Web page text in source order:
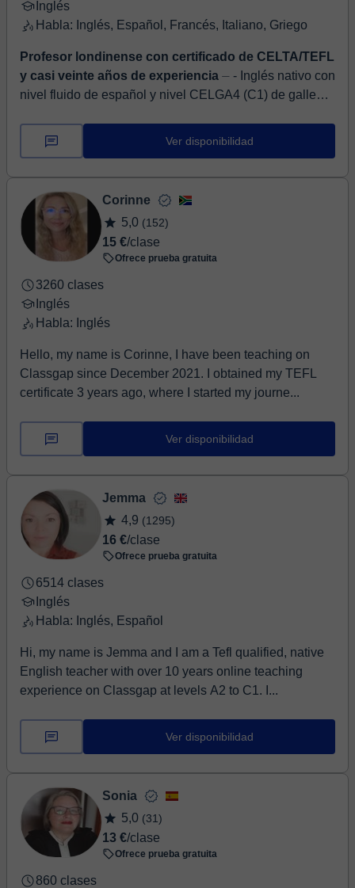
Inglés
Habla: Inglés, Español, Francés, Italiano, Griego
Profesor londinense con certificado de CELTA/TEFL
y casi veinte años de experiencia ⏤ - Inglés nativo con
nivel fluido de español y nivel CELGA4 (C1) de gallego
creativo y entusiasta...
Ver disponibilidad
Corinne
5,0 (152)
15 €/clase
Ofrece prueba gratuita
3260 clases
Inglés
Habla: Inglés
Hello, my name is Corinne, I have been teaching on
Classgap since December 2021. I obtained my TEFL
certificate 3 years ago, where I started my journe...
Ver disponibilidad
Jemma
4,9 (1295)
16 €/clase
Ofrece prueba gratuita
6514 clases
Inglés
Habla: Inglés, Español
Hi, my name is Jemma and I am a Tefl qualified, native
English teacher with over 10 years online teaching
experience on Classgap at levels A2 to C1. I...
Ver disponibilidad
Sonia
5,0 (31)
13 €/clase
Ofrece prueba gratuita
860 clases